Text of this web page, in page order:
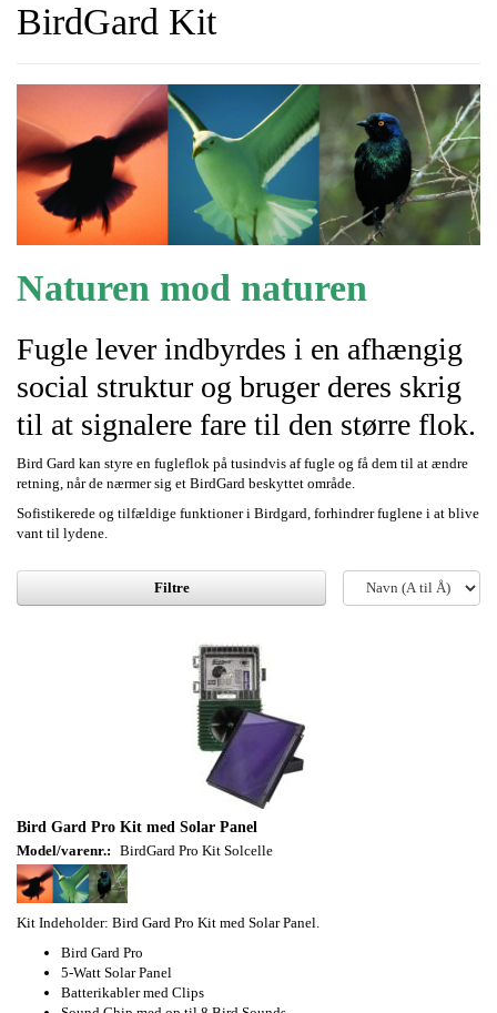
BirdGard Kit
Naturen mod naturen
Fugle lever indbyrdes i en afhængig
social struktur og bruger deres skrig
til at signalere fare til den større flok.
Bird Gard kan styre en fugleflok på tusindvis af fugle og få dem til at ændre
retning, når de nærmer sig et BirdGard beskyttet område.
Sofistikerede og tilfældige funktioner i Birdgard, forhindrer fuglene i at blive
vant til lydene.
Filtre
Bird Gard Pro Kit med Solar Panel
Model/varenr.: BirdGard Pro Kit Solcelle
Kit Indeholder: Bird Gard Pro Kit med Solar Panel.
Bird Gard Pro
5-Watt Solar Panel
Batterikabler med Clips